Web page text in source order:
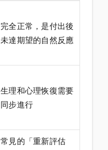
完全正常，是付出後
未達期望的自然反應
生理和心理恢復需要
同步進行
常見的「重新評估